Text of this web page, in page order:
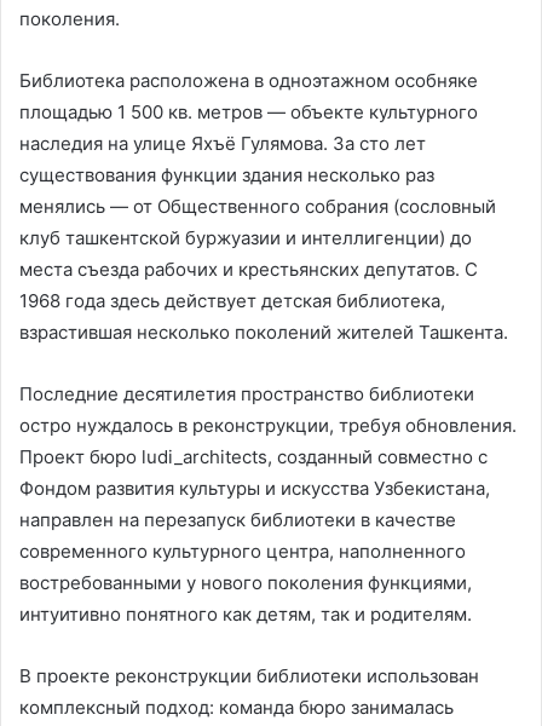
поколения.
Библиотека расположена в одноэтажном особняке
площадью 1 500 кв. метров — объекте культурного
наследия на улице Яхъё Гулямова. За сто лет
существования функции здания несколько раз
менялись — от Общественного собрания (сословный
клуб ташкентской буржуазии и интеллигенции) до
места съезда рабочих и крестьянских депутатов. С
1968 года здесь действует детская библиотека,
взрастившая несколько поколений жителей Ташкента.
Последние десятилетия пространство библиотеки
остро нуждалось в реконструкции, требуя обновления.
Проект бюро ludi_architects, созданный совместно с
Фондом развития культуры и искусства Узбекистана,
направлен на перезапуск библиотеки в качестве
современного культурного центра, наполненного
востребованными у нового поколения функциями,
интуитивно понятного как детям, так и родителям.
В проекте реконструкции библиотеки использован
комплексный подход: команда бюро занималась